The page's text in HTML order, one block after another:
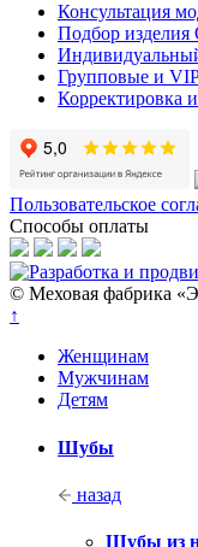
Консультация
Подбор изделия
Групповые и
Корректировка
Пользовательское
Способы оплаты
© Меховая фабрика
↑
Женщинам
Мужчинам
Детям
Шубы
назад
Шубы из